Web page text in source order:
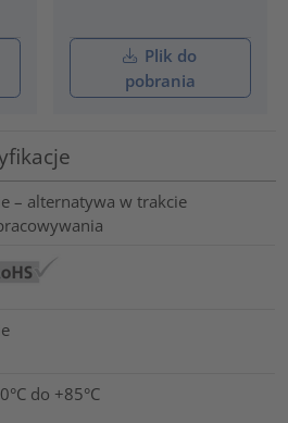
Plik do
pobrania
– alternatywa w trakcie
do +85°C